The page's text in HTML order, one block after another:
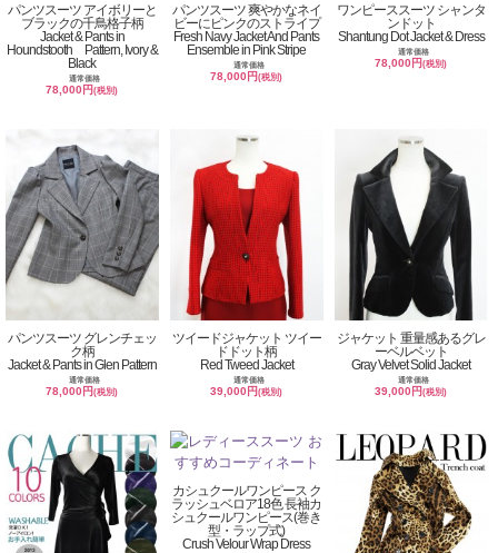
パンツスーツ アイボリーと
ブラックの千鳥格子柄
Jacket & Pants in
Houndstooth Pattern, Ivory &
Black
通常価格
78,000円(税別)
パンツスーツ 爽やかなネイ
ビーにピンクのストライプ
Fresh Navy Jacket And Pants
Ensemble in Pink Stripe
通常価格
78,000円(税別)
ワンピーススーツ シャンタ
ンドット
Shantung Dot Jacket & Dress
通常価格
78,000円(税別)
パンツスーツ グレンチェッ
ク柄
Jacket & Pants in Glen Pattern
通常価格
78,000円(税別)
ツイードジャケット ツイー
ドドット柄
Red Tweed Jacket
通常価格
39,000円(税別)
ジャケット 重量感あるグレ
ーベルベット
Gray Velvet Solid Jacket
通常価格
39,000円(税別)
カシュクールワンピース ク
ラッシュベロア18色 長袖カ
シュクールワンピース(巻き
型・ラップ式)
Crush Velour Wrap Dress